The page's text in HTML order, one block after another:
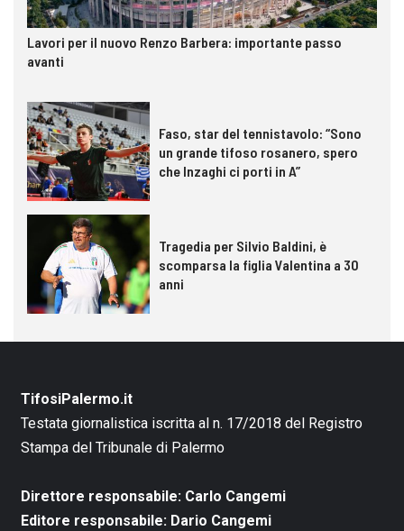
Lavori per il nuovo Renzo Barbera: importante passo
avanti
Faso, star del tennistavolo: “Sono
un grande tifoso rosanero, spero
che Inzaghi ci porti in A”
Tragedia per Silvio Baldini, è
scomparsa la figlia Valentina a 30
anni
TifosiPalermo.it
Testata giornalistica iscritta al n. 17/2018 del Registro
Stampa del Tribunale di Palermo
Direttore responsabile: Carlo Cangemi
Editore responsabile: Dario Cangemi